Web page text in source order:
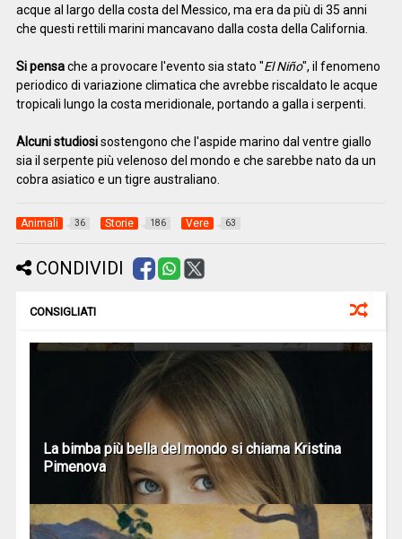
acque al largo della costa del Messico, ma era da più di 35 anni
che questi rettili marini mancavano dalla costa della California.
Si pensache a provocare l'evento sia stato "El Niño", il fenomeno
periodico di variazione climatica che avrebbe riscaldato le acque
tropicali lungo la costa meridionale, portando a galla i serpenti.
Alcuni studiosisostengono che l'aspide marino dal ventre giallo
sia il serpente più velenoso del mondo e che sarebbe nato da un
cobra asiatico e un tigre australiano.
Animali 36 Storie 186 Vere 63
CONDIVIDI
CONSIGLIATI
La bimba più bella del mondo si chiama Kristina
Pimenova